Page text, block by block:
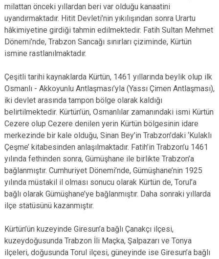
milattan önceki yıllardan beri var olduğu kanaatini
uyandırmaktadır. Hitit Devleti’nin yıkılışından sonra Urartu
hâkimiyetine girdiği tahmin edilmektedir. Fatih Sultan Mehmet
Dönemi’nde, Trabzon Sancağı sınırları çiziminde, Kürtün
ismine rastlanılmaktadır.
Çeşitli tarihi kaynaklarda Kürtün, 1461 yıllarında beylik olup ilk
Osmanlı - Akkoyunlu Antlaşması’yla (Yassı Çimen Antlaşması),
iki devlet arasında tampon bölge olarak kaldığı
belirtilmektedir. Kürtün’ün, Osmanlılar zamanındaki ismi Kürtün
Cezere olup Cezere denilen yerin Kürtün bölgesinin idare
merkezinde bir kale olduğu, Sinan Bey’in Trabzon’daki ‘Kulaklı
Çeşme’ kitabesinden anlaşılmaktadır. Fatih’in Trabzon’u 1461
yılında fethinden sonra, Gümüşhane ile birlikte Trabzon’a
bağlanmıştır. Cumhuriyet Dönemi’nde, Gümüşhane’nin 1925
yılında müstakil il olması sonucu olarak Kürtün de, Torul’a
bağlı olarak Gümüşhane’ye bağlanmıştır. Daha sonraki yıllarda
ilçe statüsünü kazanmıştır.
Kürtün’ün kuzeyinde Giresun’a bağlı Çanakçı ilçesi,
kuzeydoğusunda Trabzon İli Maçka, Şalpazarı ve Tonya
ilçeleri, doğusunda Torul ilçesi, güneyinde ise Giresun’a bağlı